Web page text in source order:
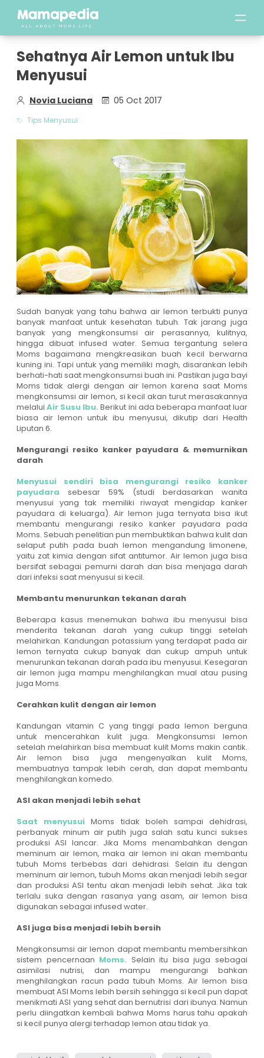
Sehatnya Air Lemon untuk Ibu
Menyusui
Novia Luciana 05 Oct 2017
Tips Menyusui
Sudah banyak yang tahu bahwa air lemon terbukti punya
banyak manfaat untuk kesehatan tubuh. Tak jarang juga
banyak yang mengkonsumsi air perasannya, kulitnya,
hingga dibuat infused water. Semua tergantung selera
Moms bagaimana mengkreasikan buah kecil berwarna
kuning ini. Tapi untuk yang memiliki magh, disarankan lebih
berhati-hati saat mengkonsumsi buah ini. Pastikan juga bayi
Moms tidak alergi dengan air lemon karena saat Moms
mengkonsumsi air lemon, si kecil akan turut merasakannya
melaluiAir Susu Ibu. Berikut ini ada beberapa manfaat luar
biasa air lemon untuk ibu menyusui, dikutip dari Health
Liputan 6.
Mengurangi resiko kanker payudara & memurnikan
darah
Menyusui sendiri bisa mengurangi resiko kanker
payudara sebesar 59% (studi berdasarkan wanita
menyusui yang tak memiliki riwayat mengidap kanker
payudara di keluarga). Air lemon juga ternyata bisa ikut
membantu mengurangi resiko kanker payudara pada
Moms. Sebuah penelitian pun membuktikan bahwa kulit dan
selaput putih pada buah lemon mengandung limonene,
yaitu zat kimia dengan sifat antitumor. Air lemon juga bisa
bersifat sebagai pemurni darah dan bisa menjaga darah
dari infeksi saat menyusui si kecil.
Membantu menurunkan tekanan darah
Beberapa kasus menemukan bahwa ibu menyusui bisa
menderita tekanan darah yang cukup tinggi setelah
melahirkan. Kandungan potassium yang terdapat pada air
lemon ternyata cukup banyak dan cukup ampuh untuk
menurunkan tekanan darah pada ibu menyusui. Kesegaran
air lemon juga mampu menghilangkan mual atau pusing
juga Moms.
Cerahkan kulit dengan air lemon
Kandungan vitamin C yang tinggi pada lemon berguna
untuk mencerahkan kulit juga. Mengkonsumsi lemon
setelah melahirkan bisa membuat kulit Moms makin cantik.
Air lemon bisa juga mengenyalkan kulit Moms,
membuatnya tampak lebih cerah, dan dapat membantu
menghilangkan komedo.
ASI akan menjadi lebih sehat
Saat menyusui Moms tidak boleh sampai dehidrasi,
perbanyak minum air putih juga salah satu kunci sukses
produksi ASI lancar. Jika Moms menambahkan dengan
meminum air lemon, maka air lemon ini akan membantu
tubuh Moms terbebas dari dehidrasi. Selain itu dengan
meminum air lemon, tubuh Moms akan menjadi lebih segar
dan produksi ASI tentu akan menjadi lebih sehat. Jika tak
terlalu suka dengan rasanya yang asam, air lemon bisa
digunakan sebagai infused water.
ASI juga bisa menjadi lebih bersih
Mengkonsumsi air lemon dapat membantu membersihkan
sistem pencernaan Moms. Selain itu bisa juga sebagai
asimilasi nutrisi, dan mampu mengurangi bahkan
menghilangkan racun pada tubuh Moms. Air lemon bisa
membuat ASI Moms lebih bersih sehingga si kecil pun dapat
menikmati ASI yang sehat dan bernutrisi dari ibunya. Namun
perlu diingatkan kembali bahwa Moms harus tahu apakah
si kecil punya alergi terhadap lemon atau tidak ya.